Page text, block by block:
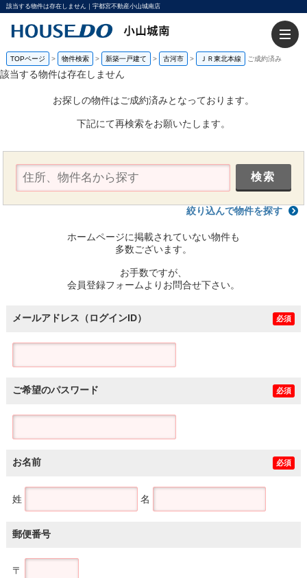
該当する物件は存在しません｜宇都宮不動産小山城南店
TOPページ > 物件検索 > 新築一戸建て > 古河市 > ＪＲ東北本線 ご成約済み
該当する物件は存在しません
お探しの物件はご成約済みとなっております。
下記にて再検索をお願いたします。
絞り込んで物件を探す
ホームページに掲載されていない物件も
多数ございます。
お手数ですが、
会員登録フォームよりお問合せ下さい。
メールアドレス（ログインID） 必須
ご希望のパスワード 必須
お名前 必須
姓 名
郵便番号
〒